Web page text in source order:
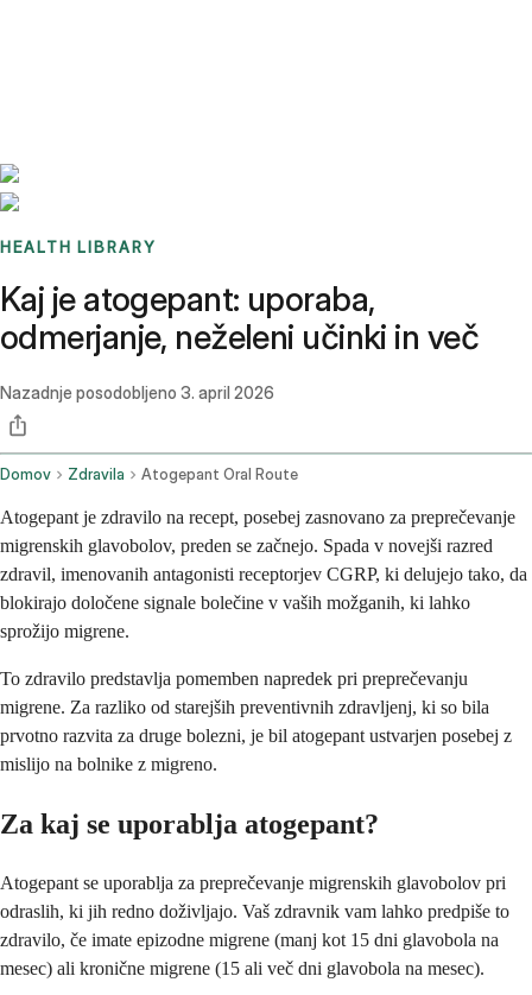
HEALTH LIBRARY
Kaj je atogepant: uporaba,
odmerjanje, neželeni učinki in več
Nazadnje posodobljeno 3. april 2026
Domov Zdravila Atogepant Oral Route
Atogepant je zdravilo na recept, posebej zasnovano za preprečevanje
migrenskih glavobolov, preden se začnejo. Spada v novejši razred
zdravil, imenovanih antagonisti receptorjev CGRP, ki delujejo tako, da
blokirajo določene signale bolečine v vaših možganih, ki lahko
sprožijo migrene.
To zdravilo predstavlja pomemben napredek pri preprečevanju
migrene. Za razliko od starejših preventivnih zdravljenj, ki so bila
prvotno razvita za druge bolezni, je bil atogepant ustvarjen posebej z
mislijo na bolnike z migreno.
Za kaj se uporablja atogepant?
Atogepant se uporablja za preprečevanje migrenskih glavobolov pri
odraslih, ki jih redno doživljajo. Vaš zdravnik vam lahko predpiše to
zdravilo, če imate epizodne migrene (manj kot 15 dni glavobola na
mesec) ali kronične migrene (15 ali več dni glavobola na mesec).